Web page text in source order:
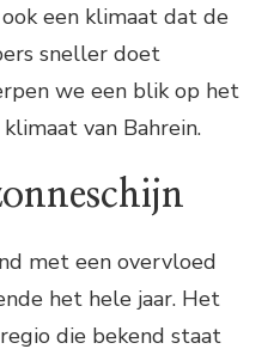
een klimaat dat de
sneller doet
we een blik op het
van Bahrein.
met een overvloed
het hele jaar. Het
die bekend staat